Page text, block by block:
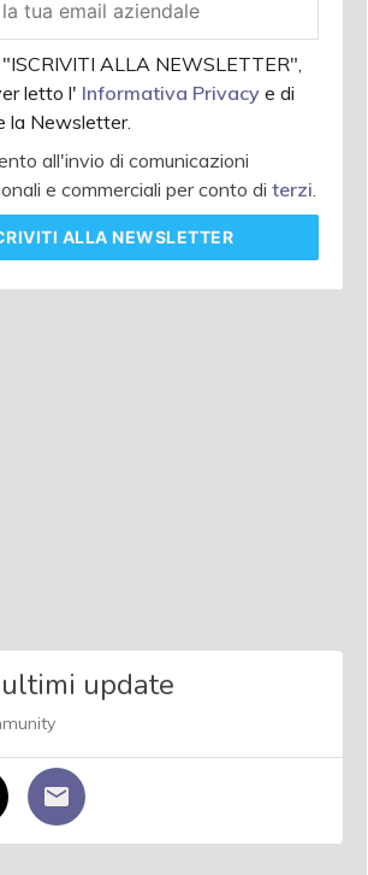
ALLA NEWSLETTER",
letto l' Informativa Privacy e di
la Newsletter.
all'invio di comunicazioni
e commerciali per conto di terzi
ALLA NEWSLETTER
update